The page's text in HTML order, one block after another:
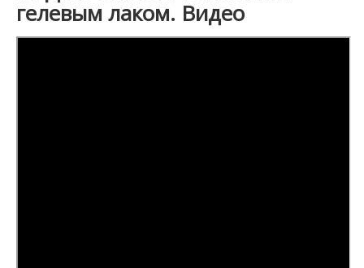
гелевым лаком. Видео